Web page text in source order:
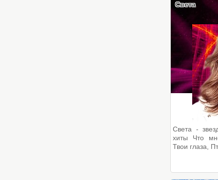
Света
Света -
хиты Что
Твои глаза,